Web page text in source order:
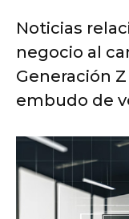
Noticias
negocio al
Generación
embudo de